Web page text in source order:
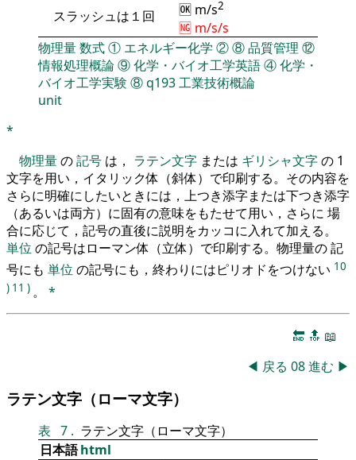
スラッシュは１回 🆗 m/s2
🆖 m/s/s
物理量数式① エネルギー化学 ②⑧品質管理 ⑫
情報処理概論⑨化学・バイオ工学英語④化学・
バイオ工学実験 ⑧q193工業技術概論
unit
*
物理量の記号 は， ラテン文字 または ギリシャ文字の 1
文字を用い，イタリック体（斜体）で印刷する。その内容を
さらに明確にしたいときには，上つき添字または下つき添字
（あるいは両方）に固有の意味をもたせて用い，さらに 場
合に応じて，記号の直後に説明をカッコに入れて加える。
単位 の記号はローマン体（立体）で印刷する。物理量の 記
号にも 単位の記号にも，終わりにはピリオドをつけない 10
) 11 ) 。 *
🔚 🔝 📖
◀ 戻る 08進む ▶
ラテン文字（ローマ文字）
表 7 . ラテン文字（ローマ文字）
日本語html